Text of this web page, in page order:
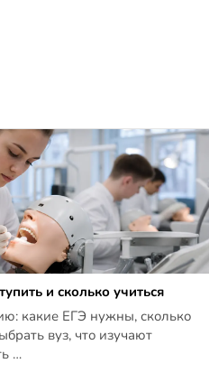
и сколько учиться
какие ЕГЭ нужны, сколько
вуз, что изучают
…